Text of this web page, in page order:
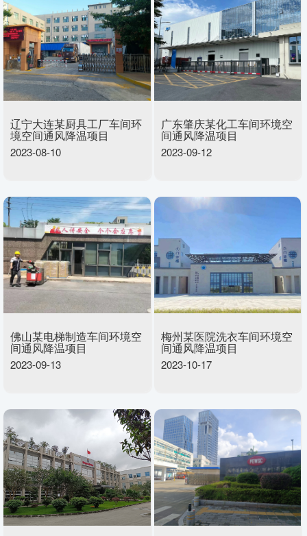
辽宁大连某厨具工厂车间环
境空间通风降温项目
2023-08-10
广东肇庆某化工车间环境空
间通风降温项目
2023-09-12
佛山某电梯制造车间环境空
间通风降温项目
2023-09-13
梅州某医院洗衣车间环境空
间通风降温项目
2023-10-17